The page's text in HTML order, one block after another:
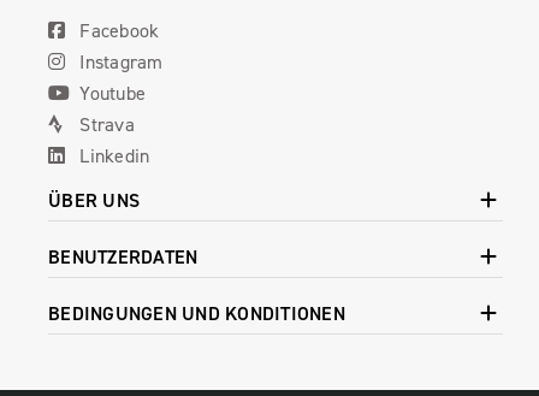
Facebook
Instagram
Youtube
Strava
Linkedin
ÜBER UNS
BENUTZERDATEN
BEDINGUNGEN UND KONDITIONEN